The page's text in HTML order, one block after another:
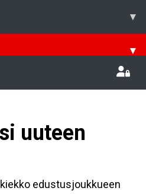
▾
▾
uuteen
edustusjoukkueen